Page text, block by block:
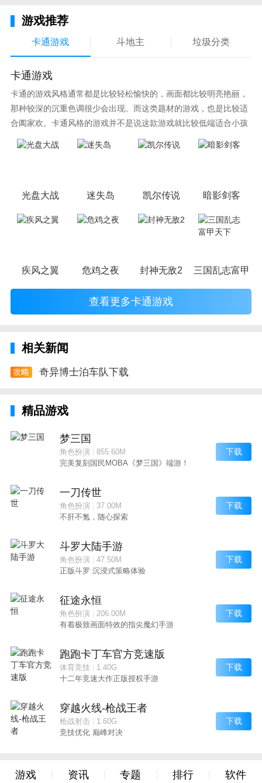
游戏推荐
卡通游戏 斗地主 垃圾分类
卡通游戏
卡通的游戏风格通常都是比较轻松愉快的，画面都比较明亮艳丽，
那种较深的沉重色调很少会出现。而这类题材的游戏，也是比较适
合阖家欢。卡通风格的游戏并不是说这款游戏就比较低端适合小孩
子玩，因为很多游戏厂商会故意把游戏中添加进入卡通元素，这也
光盘大战 迷失岛 凯尔传说 暗影剑客
疾风之翼 危鸡之夜 封神无敌2 三国乱志富甲天
查看更多卡通游戏
相关新闻
攻略 奇异博士泊车队下载
精品游戏
梦三国
角色扮演| 855.60M
完美复刻国民MOBA《梦三国》端游！
下载
一刀传世
角色扮演| 37.00M
不肝不氪，随心探索
下载
斗罗大陆手游
角色扮演| 47.50M
正版斗罗 沉浸式策略体验
下载
征途永恒
角色扮演| 206.00M
有着极致画面特效的指尖魔幻手游
下载
跑跑卡丁车官方竞速版
体育竞技
1.40G
十二年竞速大作正版授权手游
下载
穿越火线-枪战王者
枪战射击
1.60G
竞技优化 巅峰对决
下载
游戏 资讯 专题 排行 软件